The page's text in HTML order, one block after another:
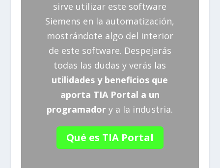
sirve utilizar este software
Siemens en la automatización,
mostrándote algo del interior
de este software. Despejarás
todas las dudas y verás las
utilidades y beneficios que
aporta TIA Portal a un
programador y a la industria.
Qué es TIA Portal